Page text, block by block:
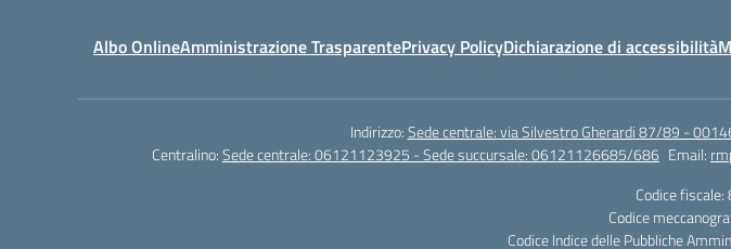
Albo OnlineAmministrazione TrasparentePrivacy PolicyDichiarazione di accessibilità
Indirizzo:Sede centrale: via Silvestro Gherardi 87/89 -
Centralino:Sede centrale: 06121123925 - Sede succursale: 06121126685/686 Email:
Codice
Codice
Codice Indice delle Pubbliche